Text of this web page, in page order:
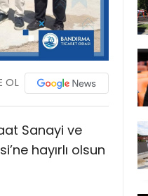
OL
Sanayi ve
hayırlı olsun